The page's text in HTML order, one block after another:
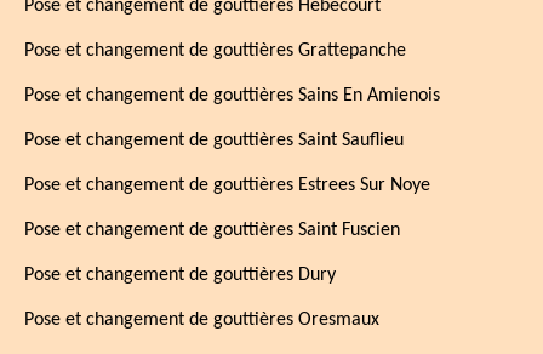
Pose et changement de gouttières Hebecourt
Pose et changement de gouttières Grattepanche
Pose et changement de gouttières Sains En Amienois
Pose et changement de gouttières Saint Sauflieu
Pose et changement de gouttières Estrees Sur Noye
Pose et changement de gouttières Saint Fuscien
Pose et changement de gouttières Dury
Pose et changement de gouttières Oresmaux